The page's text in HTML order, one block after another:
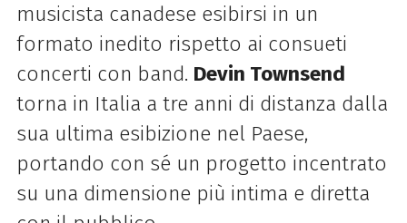
musicista canadese esibirsi in un
formato inedito rispetto ai consueti
concerti con band. Devin Townsend
torna in Italia a tre anni di distanza dalla
sua ultima esibizione nel Paese,
portando con sé un progetto incentrato
su una dimensione più intima e diretta